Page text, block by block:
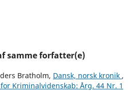
samme forfatter(e)
Bratholm, Dansk, norsk kronik ,
Kriminalvidenskab: Årg. 44 Nr. 1